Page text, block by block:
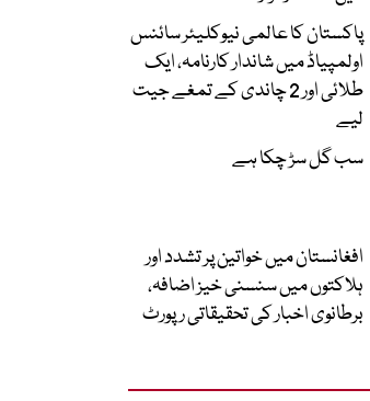
پاکستان کا عالمی نیوکلیئر سائنس
اولمپیاڈ میں شاندار کارنامہ، ایک
طلائی اور 2 چاندی کے تمغے جیت
لیے
سب گل سڑ چکا ہے
افغانستان میں خواتین پر تشدد اور
ہلاکتوں میں سنسنی خیز اضافہ،
برطانوی اخبار کی تحقیقاتی رپورٹ